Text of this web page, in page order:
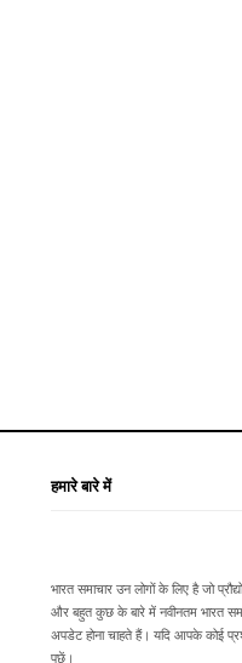
हमारे बारे में
भारत समाचार उन लोगों के लिए है जो
और बहुत कुछ के बारे में नवीनतम भारत
अपडेट होना चाहते हैं। यदि आपके कोई
पूछें।